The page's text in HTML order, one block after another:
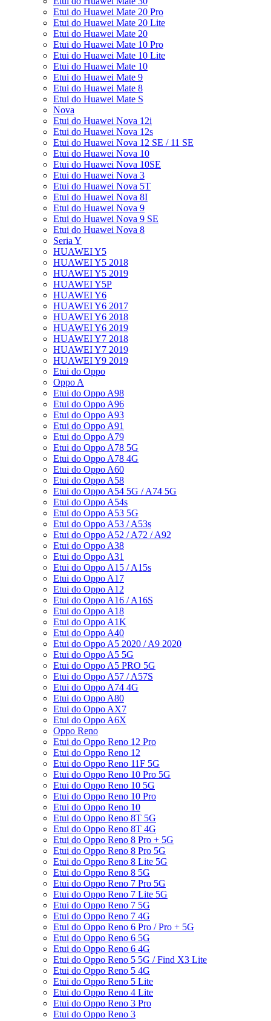
Etui do Huawei Mate 20 Pro
Etui do Huawei Mate 20 Lite
Etui do Huawei Mate 20
Etui do Huawei Mate 10 Pro
Etui do Huawei Mate 10 Lite
Etui do Huawei Mate 10
Etui do Huawei Mate 9
Etui do Huawei Mate 8
Etui do Huawei Mate S
Nova
Etui do Huawei Nova 12i
Etui do Huawei Nova 12s
Etui do Huawei Nova 12 SE / 11 SE
Etui do Huawei Nova 10
Etui do Huawei Nova 10SE
Etui do Huawei Nova 3
Etui do Huawei Nova 5T
Etui do Huawei Nova 8I
Etui do Huawei Nova 9
Etui do Huawei Nova 9 SE
Etui do Huawei Nova 8
Seria Y
HUAWEI Y5
HUAWEI Y5 2018
HUAWEI Y5 2019
HUAWEI Y5P
HUAWEI Y6
HUAWEI Y6 2017
HUAWEI Y6 2018
HUAWEI Y6 2019
HUAWEI Y7 2018
HUAWEI Y7 2019
HUAWEI Y9 2019
Etui do Oppo
Oppo A
Etui do Oppo A98
Etui do Oppo A96
Etui do Oppo A93
Etui do Oppo A91
Etui do Oppo A79
Etui do Oppo A78 5G
Etui do Oppo A78 4G
Etui do Oppo A60
Etui do Oppo A58
Etui do Oppo A54 5G / A74 5G
Etui do Oppo A54s
Etui do Oppo A53 5G
Etui do Oppo A53 / A53s
Etui do Oppo A52 / A72 / A92
Etui do Oppo A38
Etui do Oppo A31
Etui do Oppo A15 / A15s
Etui do Oppo A17
Etui do Oppo A12
Etui do Oppo A16 / A16S
Etui do Oppo A18
Etui do Oppo A1K
Etui do Oppo A40
Etui do Oppo A5 2020 / A9 2020
Etui do Oppo A5 5G
Etui do Oppo A5 PRO 5G
Etui do Oppo A57 / A57S
Etui do Oppo A74 4G
Etui do Oppo A80
Etui do Oppo AX7
Etui do Oppo A6X
Oppo Reno
Etui do Oppo Reno 12 Pro
Etui do Oppo Reno 12
Etui do Oppo Reno 11F 5G
Etui do Oppo Reno 10 Pro 5G
Etui do Oppo Reno 10 5G
Etui do Oppo Reno 10 Pro
Etui do Oppo Reno 10
Etui do Oppo Reno 8T 5G
Etui do Oppo Reno 8T 4G
Etui do Oppo Reno 8 Pro + 5G
Etui do Oppo Reno 8 Pro 5G
Etui do Oppo Reno 8 Lite 5G
Etui do Oppo Reno 8 5G
Etui do Oppo Reno 7 Pro 5G
Etui do Oppo Reno 7 Lite 5G
Etui do Oppo Reno 7 5G
Etui do Oppo Reno 7 4G
Etui do Oppo Reno 6 Pro / Pro + 5G
Etui do Oppo Reno 6 5G
Etui do Oppo Reno 6 4G
Etui do Oppo Reno 5 5G / Find X3 Lite
Etui do Oppo Reno 5 4G
Etui do Oppo Reno 5 Lite
Etui do Oppo Reno 4 Lite
Etui do Oppo Reno 3 Pro
Etui do Oppo Reno 3